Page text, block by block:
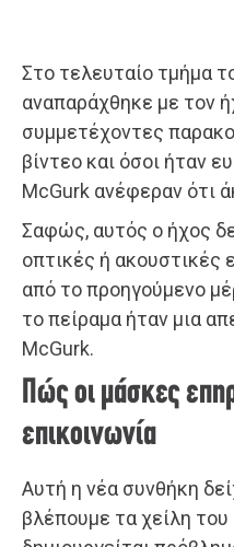
Στο τελευταίο τμήμα
αναπαράχθηκε με τον
συμμετέχοντες
βίντεο και όσοι ήταν
McGurk ανέφεραν ότι
Σαφώς, αυτός ο ήχος
οπτικές ή ακουστικές
από το προηγούμενο
το πείραμα ήταν μια
McGurk.
Πώς οι μάσκες
επικοινωνία
Αυτή η νέα συνθήκη
βλέπουμε τα χείλη του